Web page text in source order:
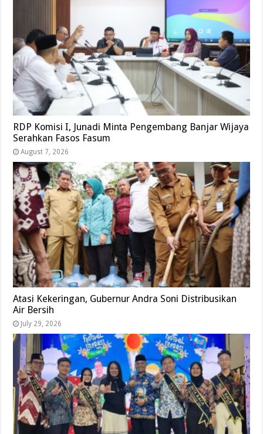
RDP Komisi I, Junadi Minta Pengembang Banjar Wijaya
Serahkan Fasos Fasum
August 7, 2026
Atasi Kekeringan, Gubernur Andra Soni Distribusikan
Air Bersih
July 29, 2026